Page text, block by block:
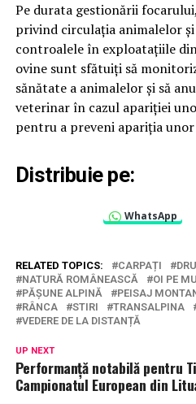
Pe durata gestionării
privind circulația animalelor
controalele în exploatațiile
ovine sunt sfătuiți să
sănătate a animalelor și să
veterinar în cazul apariției
pentru a preveni apariția
Distribuie pe:
WhatsApp
RELATED TOPICS: CARPAȚI
NATURĂ ROMÂNEASCĂ
OI PE
PĂȘUNE ALPINĂ
PEISAJ
RÂNCA
STIRI TRANSALPINA
VEDERE DE LA DISTANȚĂ
UP NEXT
Performanță notabilă pentru
Campionatul European din